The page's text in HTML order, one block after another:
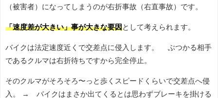
（被害者）になってしまうのが右折事故（右直事故）です。
「速度差が大きい」事が大きな要因 として考えられます。
バイクは法定速度近くで交差点に侵入します。 ぶつかる相手
であるクルマは右折待ちですから完全停止。
そのクルマがそろそろ〜っと歩くスピードくらいで交差点へ侵
入。 → バイクはまさか出てくるとは思わずブレーキを掛ける